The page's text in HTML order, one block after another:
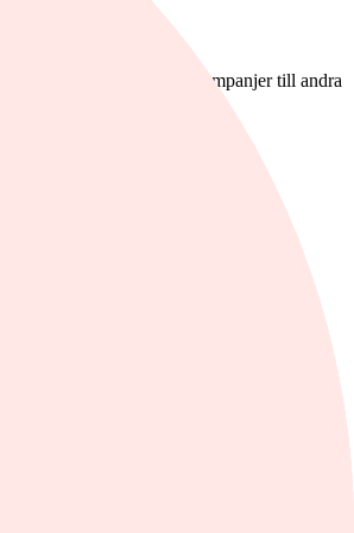
valt att flytta fram vissa kampanjer till andra